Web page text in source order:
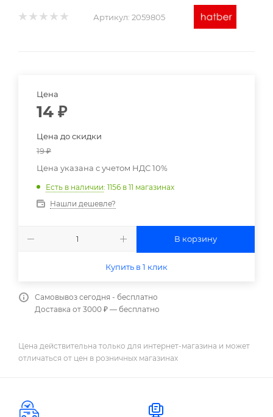
Артикул: 2059805
Цена
14 ₽
Цена до скидки
19₽
Цена указана с учетом НДС 10%
Есть в наличии: 1156 в 11 магазинах
Нашли дешевле?
В корзину
Купить в 1 клик
Самовывоз сегодня - бесплатно
Доставка от 3000 ₽ — бесплатно
Цена действительна только для интернет-магазина и может
отличаться от цен в розничных магазинах